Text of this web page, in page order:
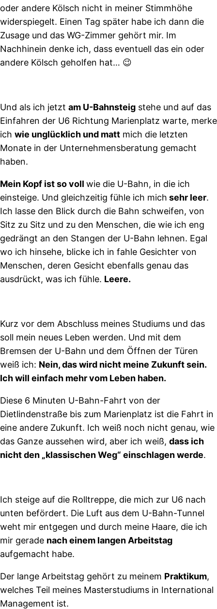
oder andere Kölsch nicht in meiner Stimmhöhe
widerspiegelt. Einen Tag später habe ich dann die
Zusage und das WG-Zimmer gehört mir. Im
Nachhinein denke ich, dass eventuell das ein oder
andere Kölsch geholfen hat… 😉
Und als ich jetzt am U-Bahnsteig stehe und auf das
Einfahren der U6 Richtung Marienplatz warte, merke
ich wie unglücklich und matt mich die letzten
Monate in der Unternehmensberatung gemacht
haben.
Mein Kopf ist so voll wie die U-Bahn, in die ich
einsteige. Und gleichzeitig fühle ich mich sehr leer.
Ich lasse den Blick durch die Bahn schweifen, von
Sitz zu Sitz und zu den Menschen, die wie ich eng
gedrängt an den Stangen der U-Bahn lehnen. Egal
wo ich hinsehe, blicke ich in fahle Gesichter von
Menschen, deren Gesicht ebenfalls genau das
ausdrückt, was ich fühle. Leere.
Kurz vor dem Abschluss meines Studiums und das
soll mein neues Leben werden. Und mit dem
Bremsen der U-Bahn und dem Öffnen der Türen
weiß ich: Nein, das wird nicht meine Zukunft sein.
Ich will einfach mehr vom Leben haben.
Diese 6 Minuten U-Bahn-Fahrt von der
Dietlindenstraße bis zum Marienplatz ist die Fahrt in
eine andere Zukunft. Ich weiß noch nicht genau, wie
das Ganze aussehen wird, aber ich weiß, dass ich
nicht den „klassischen Weg“ einschlagen werde.
Ich steige auf die Rolltreppe, die mich zur U6 nach
unten befördert. Die Luft aus dem U-Bahn-Tunnel
weht mir entgegen und durch meine Haare, die ich
mir gerade nach einem langen Arbeitstag
aufgemacht habe.
Der lange Arbeitstag gehört zu meinem Praktikum,
welches Teil meines Masterstudiums in International
Management ist.